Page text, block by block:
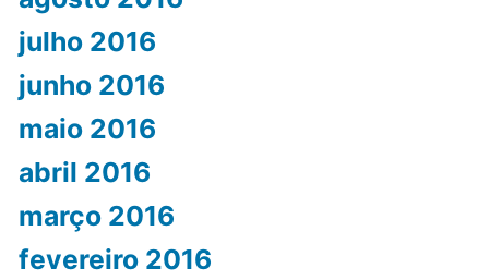
julho 2016
junho 2016
maio 2016
abril 2016
março 2016
fevereiro 2016